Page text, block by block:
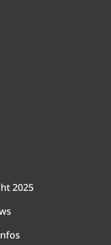
2025